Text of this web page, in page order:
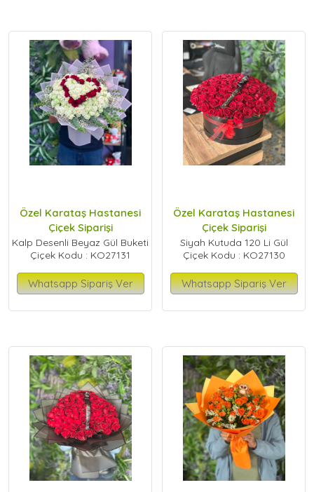
teslim çiçek gönderimi ve acil çiçekçi hizmetimiz ile
sevdiklerinize hızlı ve unutulmaz sürprizler yapın. En yakın
çiçekçi, uygun fiyatlı çiçek siparişi ve hızlı çiçek gönder
seçenekleri ile şimdi sipariş verin, farkı yaşayın.
Özel Karataş Hastanesi
Çiçek Siparişi
Kalp Desenli Beyaz Gül Buketi
Çiçek Kodu : KO27131
Whatsapp Sipariş Ver
Özel Karataş Hastanesi
Çiçek Siparişi
Siyah Kutuda 120 Li Gül
Çiçek Kodu : KO27130
Whatsapp Sipariş Ver